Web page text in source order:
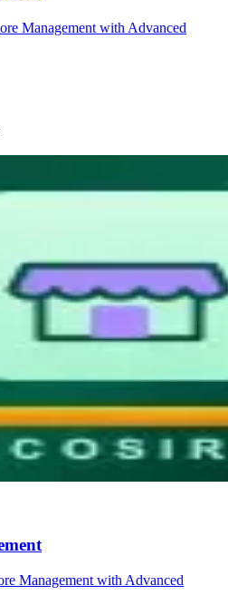
Management with Advanced
Management with Advanced